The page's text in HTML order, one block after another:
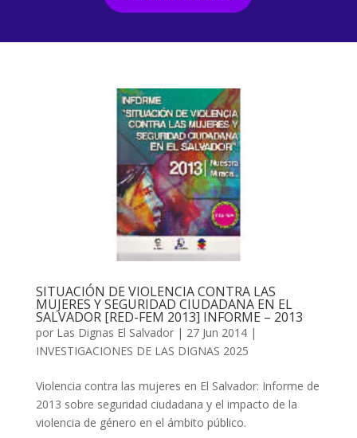
SITUACIÓN DE VIOLENCIA CONTRA LAS
MUJERES Y SEGURIDAD CIUDADANA EN EL
SALVADOR [RED-FEM 2013] INFORME – 2013
por Las Dignas El Salvador| 27 Jun 2014|
INVESTIGACIONES DE LAS DIGNAS 2025
Violencia contra las mujeres en El Salvador: Informe de
2013 sobre seguridad ciudadana y el impacto de la
violencia de género en el ámbito público.